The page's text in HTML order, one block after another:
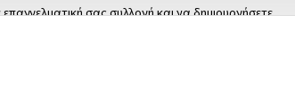
σας συλλογή και να δημιουργήσετε
αλλά και υγρά για αφαίρεση τζελ και ακρυλικού, με